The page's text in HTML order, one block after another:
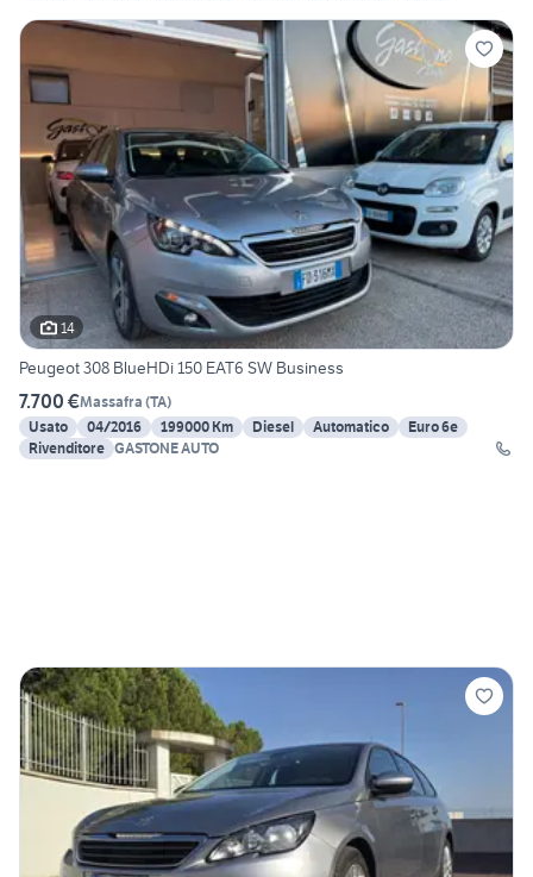
14
Peugeot 308 BlueHDi 150 EAT6 SW Business
7.700 €Massafra (TA)
Usato
04/2016 199000 Km Diesel Automatico
Euro 6e
Rivenditore GASTONE AUTO